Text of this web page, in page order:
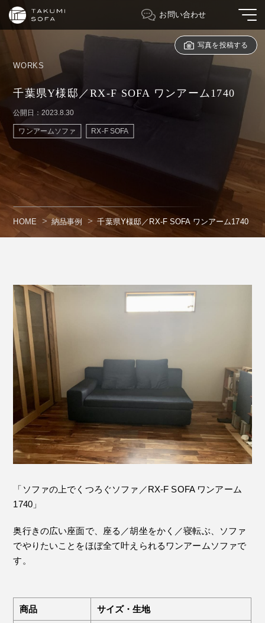
お問い合わせ
WORKS
千葉県Y様邸／RX-F SOFA ワンアーム1740
公開日：2023.8.30
ワンアームソファ RX-F SOFA
HOME 納品事例 千葉県Y様邸／RX-F SOFA ワンアーム1740
写真を投稿する
「ソファの上でくつろぐソファ／RX-F SOFA ワンアーム
1740」
奥行きの広い座面で、座る／胡坐をかく／寝転ぶ、ソファ
でやりたいことをほぼ全て叶えられるワンアームソファで
す。
商品 サイズ・生地